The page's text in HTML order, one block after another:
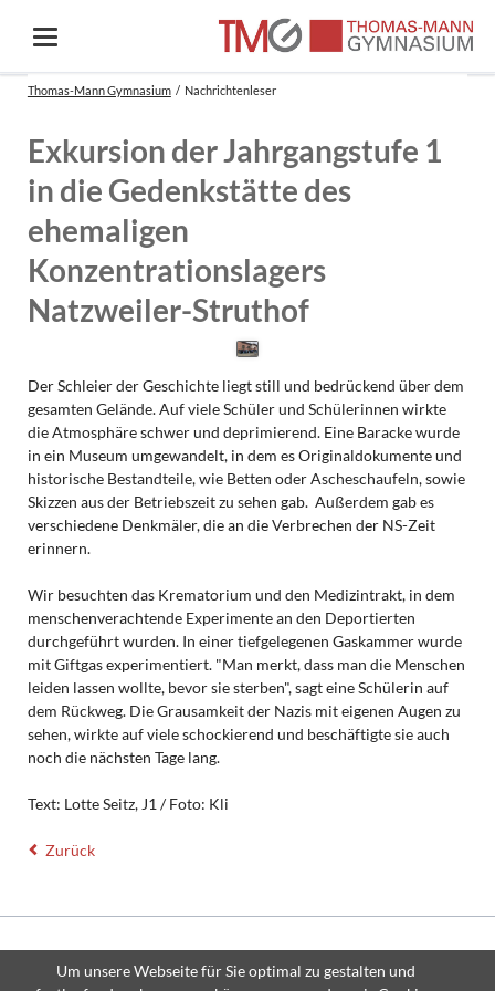
Thomas-Mann Gymnasium Nachrichtenleser
Exkursion der Jahrgangstufe 1
in die Gedenkstätte des
ehemaligen
Konzentrationslagers
Natzweiler-Struthof
Der Schleier der Geschichte liegt still und bedrückend über dem
gesamten Gelände. Auf viele Schüler und Schülerinnen wirkte
die Atmosphäre schwer und deprimierend. Eine Baracke wurde
in ein Museum umgewandelt, in dem es Originaldokumente und
historische Bestandteile, wie Betten oder Ascheschaufeln, sowie
Skizzen aus der Betriebszeit zu sehen gab. Außerdem gab es
verschiedene Denkmäler, die an die Verbrechen der NS-Zeit
erinnern.
Wir besuchten das Krematorium und den Medizintrakt, in dem
menschenverachtende Experimente an den Deportierten
durchgeführt wurden. In einer tiefgelegenen Gaskammer wurde
mit Giftgas experimentiert. "Man merkt, dass man die Menschen
leiden lassen wollte, bevor sie sterben", sagt eine Schülerin auf
dem Rückweg. Die Grausamkeit der Nazis mit eigenen Augen zu
sehen, wirkte auf viele schockierend und beschäftigte sie auch
noch die nächsten Tage lang.
Text: Lotte Seitz, J1 / Foto: Kli
Zurück
reserved.Um unsere Webseite für Sie optimal zu gestalten und